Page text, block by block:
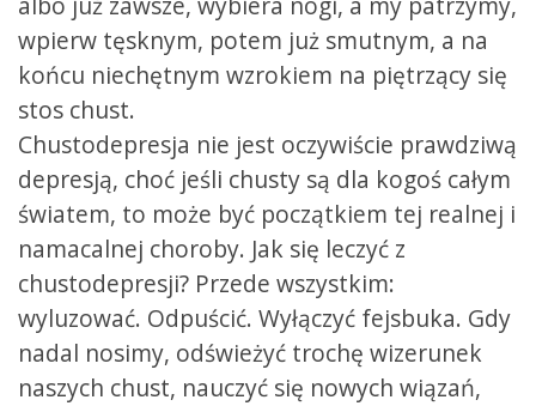
wpierw tęsknym, potem już smutnym, a na
końcu niechętnym wzrokiem na piętrzący się
stos chust.
Chustodepresja nie jest oczywiście prawdziwą
depresją, choć jeśli chusty są dla kogoś całym
światem, to może być początkiem tej realnej i
namacalnej choroby. Jak się leczyć z
chustodepresji? Przede wszystkim:
wyluzować. Odpuścić. Wyłączyć fejsbuka. Gdy
nadal nosimy, odświeżyć trochę wizerunek
naszych chust, nauczyć się nowych wiązań,